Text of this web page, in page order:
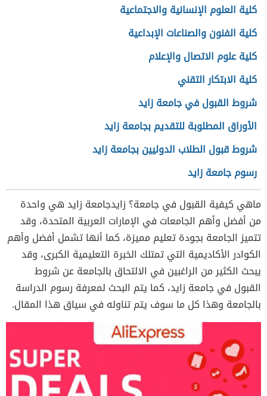
كلية العلوم الإنسانية والاجتماعية
كلية الفنون والصناعات الإبداعية
كلية علوم الاتصال والإعلام
كلية الابتكار التقني
شروط القبول في جامعة زايد
الأوراق المطلوبة للتقديم بجامعة زايد
شروط قبول الطلاب الدوليين بجامعة زايد
رسوم جامعة زايد
ماهي كيفية القبول في جامعة؟ زايدجامعة زايد هي واحدة
من أفضل وأهم الجامعات في الإمارات العربية المتحدة، وقد
تتميز الجامعة بجودة تعليم مميزة، كما أنها تشمل أفضل وأهم
الكوادر الأكاديمية التي تمتلك الخبرة التعليمية الكبرى، وقد
يبحث الكثير من الراغبين في الالتحاق بالجامعة عن شروط
القبول في جامعة زايد، كما يتم البحث لمعرفة رسوم الدراسة
بالجامعة وهذا كل ما سوف يتم تناوله في سياق هذا المقال.